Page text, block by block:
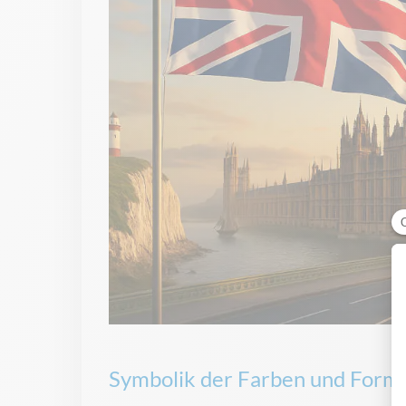
Symbolik der Farben und